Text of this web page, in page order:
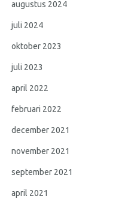
augustus 2024
juli 2024
oktober 2023
juli 2023
april 2022
februari 2022
december 2021
november 2021
september 2021
april 2021